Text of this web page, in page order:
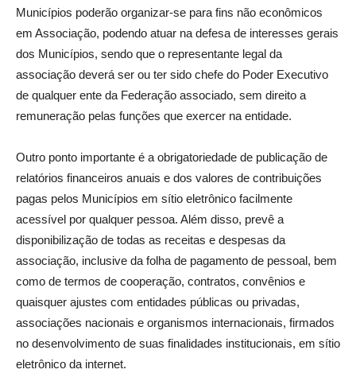
Municípios poderão organizar-se para fins não econômicos
em Associação, podendo atuar na defesa de interesses gerais
dos Municípios, sendo que o representante legal da
associação deverá ser ou ter sido chefe do Poder Executivo
de qualquer ente da Federação associado, sem direito a
remuneração pelas funções que exercer na entidade.
Outro ponto importante é a obrigatoriedade de publicação de
relatórios financeiros anuais e dos valores de contribuições
pagas pelos Municípios em sítio eletrônico facilmente
acessível por qualquer pessoa. Além disso, prevê a
disponibilização de todas as receitas e despesas da
associação, inclusive da folha de pagamento de pessoal, bem
como de termos de cooperação, contratos, convênios e
quaisquer ajustes com entidades públicas ou privadas,
associações nacionais e organismos internacionais, firmados
no desenvolvimento de suas finalidades institucionais, em sítio
eletrônico da internet.